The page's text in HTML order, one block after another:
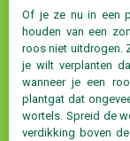
Of je ze nu in een
houden van een
roos niet uitdrogen.
je wilt verplanten
wanneer je een
plantgat dat
wortels. Spreid de
verdikking boven